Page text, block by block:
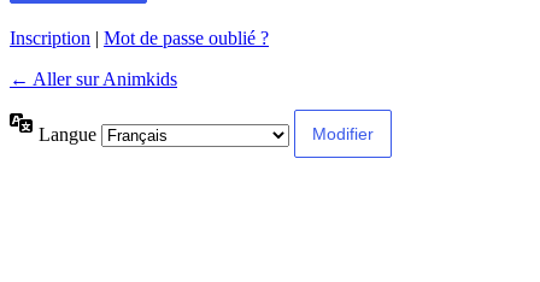
Inscription | Mot de passe oublié ?
← Aller sur Animkids
Langue